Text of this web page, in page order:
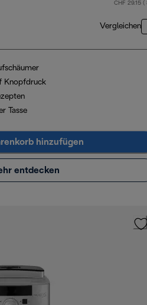
CHF 29.15 (
Vergleichen
Knopfdruck
Tasse
hinzufügen
entdecken